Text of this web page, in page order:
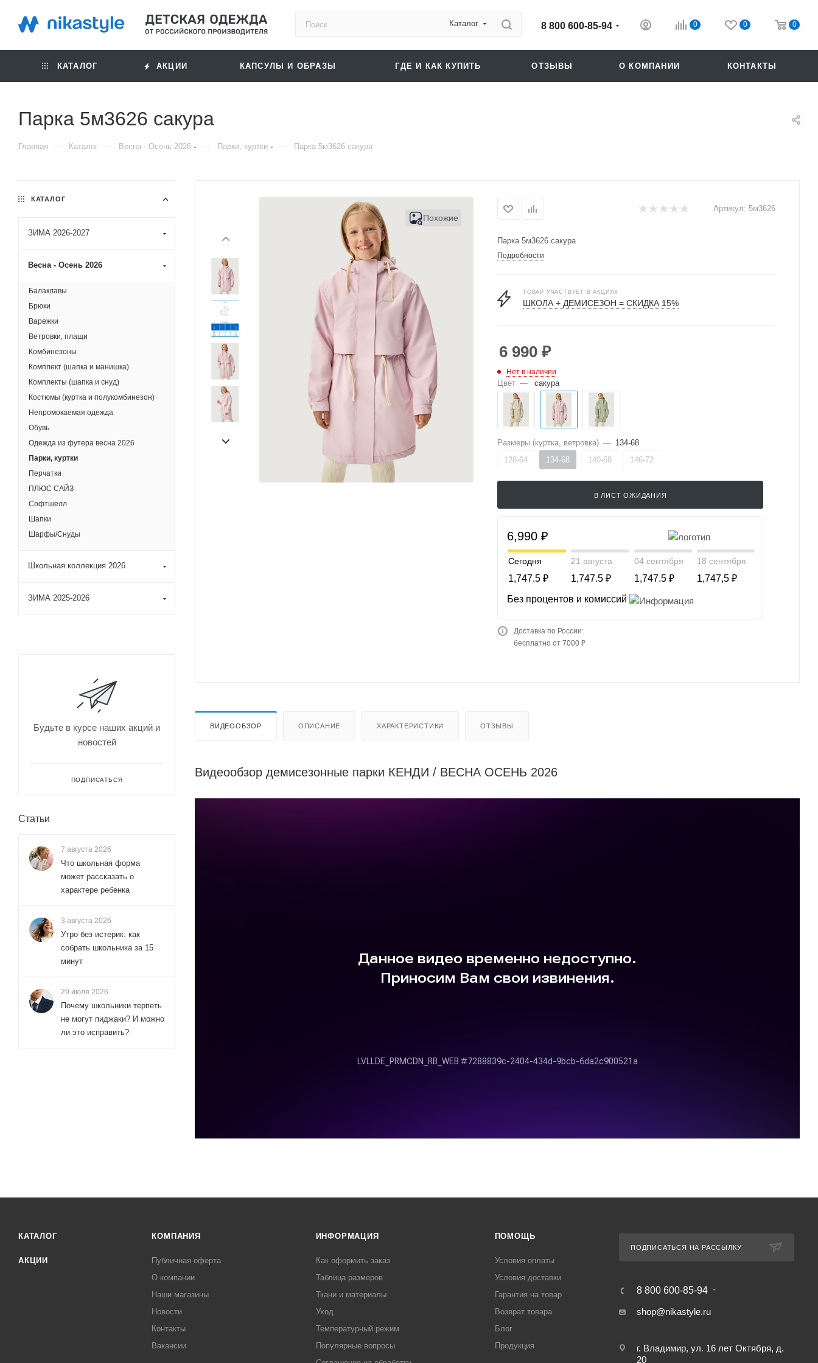
Каталог 8 800 600-85-94 0 0 0
КАТАЛОГ АКЦИИ КАПСУЛЫ И ОБРАЗЫ ГДЕ И КАК КУПИТЬ ОТЗЫВЫ О КОМПАНИИ КОНТАКТЫ
Парка 5м3626 сакура
Главная — Каталог — Весна - Осень 2026 — Парки, куртки — Парка 5м3626 сакура
Похожие
Артикул: 5м3626
Парка 5м3626 сакура
Подробности
ТОВАР УЧАСТВУЕТ В АКЦИЯХ
ШКОЛА + ДЕМИСЕЗОН = СКИДКА 15%
6 990 ₽
Нет в наличии
Цвет — сакура
Размеры (куртка, ветровка) — 134-68
128-64
134-68 140-68 146-72
В ЛИСТ ОЖИДАНИЯ
6,990 ₽
Сегодня
1,747.5 ₽
21 августа
1,747.5 ₽
04 сентября
1,747.5 ₽
18 сентября
1,747,5 ₽
Без процентов и комиссий
Доставка по России:
бесплатно от 7000 ₽
ВИДЕООБЗОР ОПИСАНИЕ ХАРАКТЕРИСТИКИ ОТЗЫВЫ
Видеообзор демисезонные парки КЕНДИ / ВЕСНА ОСЕНЬ 2026
КАТАЛОГ
ЗИМА 2026-2027
Весна - Осень 2026
Балаклавы
Брюки
Варежки
Ветровки, плащи
Комбинезоны
Комплект (шапка и манишка)
Комплекты (шапка и снуд)
Костюмы (куртка и полукомбинезон)
Непромокаемая одежда
Обувь
Одежда из футера весна 2026
Парки, куртки
Перчатки
ПЛЮС САЙЗ
Софтшелл
Шапки
Шарфы/Снуды
Школьная коллекция 2026
ЗИМА 2025-2026
Будьте в курсе наших акций и
новостей
ПОДПИСАТЬСЯ
Статьи
7 августа 2026
Что школьная форма
может рассказать о
характере ребенка
3 августа 2026
Утро без истерик: как
собрать школьника за 15
минут
29 июля 2026
Почему школьники терпеть
не могут пиджаки? И можно
ли это исправить?
КАТАЛОГ
АКЦИИ
КОМПАНИЯ
Публичная оферта
О компании
Наши магазины
Новости
Контакты
Вакансии
ИНФОРМАЦИЯ
Как оформить заказ
Таблица размеров
Ткани и материалы
Уход
Температурный режим
Популярные вопросы
ПОМОЩЬ
Условия оплаты
Условия доставки
Гарантия на товар
Возврат товара
Блог
Продукция
ПОДПИСАТЬСЯ НА РАССЫЛКУ
8 800 600-85-94
shop@nikastyle.ru
г. Владимир, ул. 16 лет Октября, д.
20